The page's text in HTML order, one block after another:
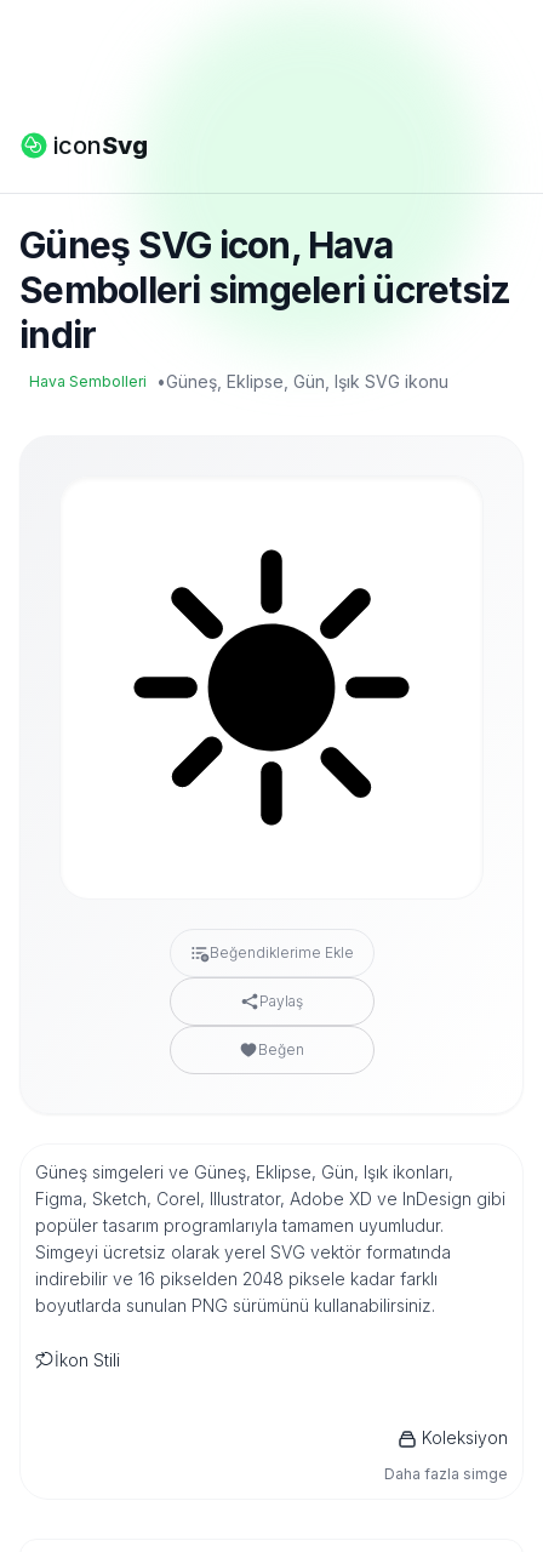
iconSvg
Güneş SVG icon, Hava
Sembolleri simgeleri ücretsiz
indir
Hava Sembolleri •Güneş, Eklipse, Gün, Işık SVG ikonu
Beğendiklerime Ekle
Paylaş
Beğen
Güneş simgeleri ve Güneş, Eklipse, Gün, Işık ikonları,
Figma, Sketch, Corel, Illustrator, Adobe XD ve InDesign gibi
popüler tasarım programlarıyla tamamen uyumludur.
Simgeyi ücretsiz olarak yerel SVG vektör formatında
indirebilir ve 16 pikselden 2048 piksele kadar farklı
boyutlarda sunulan PNG sürümünü kullanabilirsiniz.
İkon Stili
Koleksiyon
Daha fazla simge